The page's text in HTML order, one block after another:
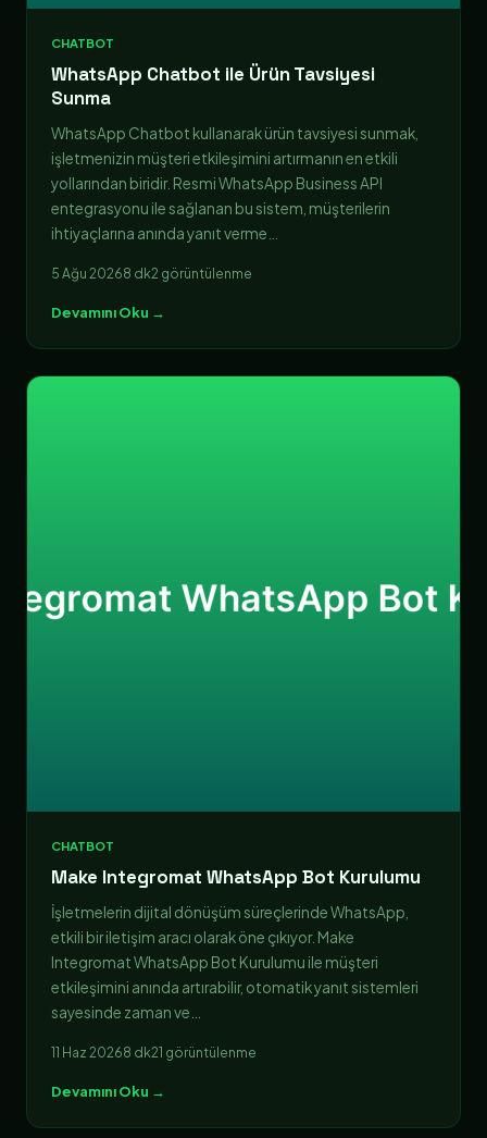
CHATBOT
WhatsApp Chatbot ile Ürün Tavsiyesi
Sunma
WhatsApp Chatbot kullanarak ürün tavsiyesi sunmak,
işletmenizin müşteri etkileşimini artırmanın en etkili
yollarından biridir. Resmi WhatsApp Business API
entegrasyonu ile sağlanan bu sistem, müşterilerin
ihtiyaçlarına anında yanıt verme…
5 Ağu 20268 dk2 görüntülenme
Devamını Oku →
CHATBOT
Make Integromat WhatsApp Bot Kurulumu
İşletmelerin dijital dönüşüm süreçlerinde WhatsApp,
etkili bir iletişim aracı olarak öne çıkıyor. Make
Integromat WhatsApp Bot Kurulumu ile müşteri
etkileşimini anında artırabilir, otomatik yanıt sistemleri
sayesinde zaman ve…
11 Haz 20268 dk21 görüntülenme
Devamını Oku →